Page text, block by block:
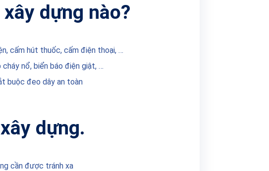
dựng nào?
cấm hút thuốc, cấm điện thoại, …
nổ, biển báo điện giật, …
buộc đeo dây an toàn
dựng.
cần được tránh xa